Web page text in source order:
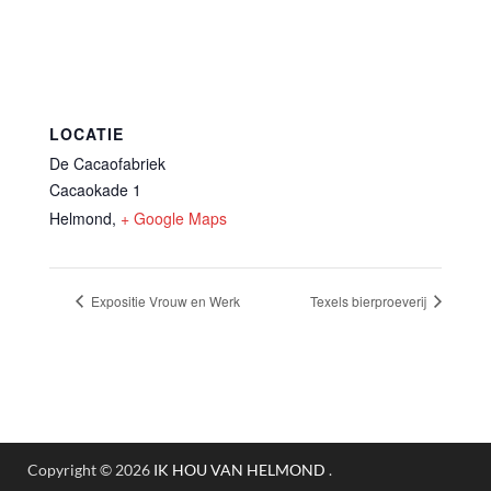
LOCATIE
De Cacaofabriek
Cacaokade 1
Helmond, + Google Maps
Expositie Vrouw en Werk Texels bierproeverij
Copyright © 2026 IK HOU VAN HELMOND .